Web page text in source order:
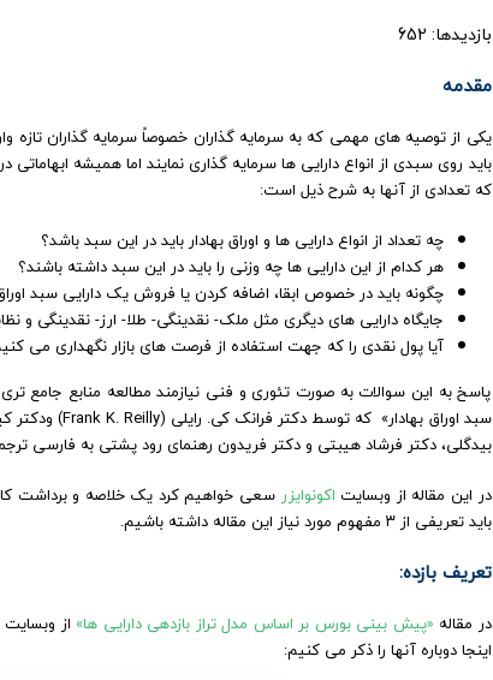
بازدیدها: 652
مقدمه
یکی از توصیه های مهمی که به سرمایه گذاران خصوصاً سرمایه گذاران تازه
باید روی سبدی از انواع دارایی ها سرمایه گذاری نمایند اما همیشه
که تعدادی از آنها به شرح ذیل است:
چه تعداد از انواع دارایی ها و اوراق بهادار باید در این سبد باشد؟
هر کدام از این دارایی ها چه وزنی را باید در این سبد داشته باشند؟
چگونه باید در خصوص ابقا، اضافه کردن یا فروش یک دارایی سبد
جایگاه دارایی های دیگری مثل ملک- نقدینگی- طلا- ارز- نقدینگی و
آیا پول نقدی را که جهت استفاده از فرصت های بازار نگهداری می
پاسخ به این سوالات به صورت تئوری و فنی نیازمند مطالعه منابع جامع
بیدگلی، دکتر فرشاد هیبتی و دکتر فریدون رهنمای رود پشتی به فارسی
در این مقاله از وبسایت اکونوایزر سعی خواهیم کرد یک خلاصه و برداشت
باید تعریفی از ۳ مفهوم مورد نیاز این مقاله داشته باشیم.
تعریف بازده:
در مقاله «پیش بینی بورس بر اساس مدل تراز بازدهی دارایی ها»
اینجا دوباره آنها را ذکر می کنیم: